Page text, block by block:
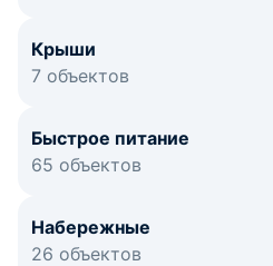
Крыши
7 объектов
Быстрое питание
65 объектов
Набережные
26 объектов